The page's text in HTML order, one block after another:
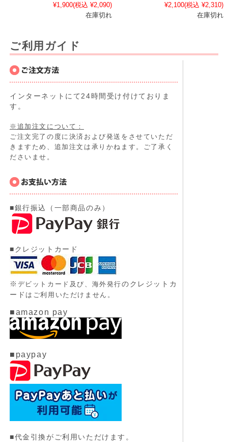
¥1,900(税込 ¥2,090)
在庫切れ
¥2,100(税込 ¥2,310)
在庫切れ
ご利用ガイド
インターネットにて24時間受け付けておりま
す。
※追加注文について：
ご注文完了の度に決済および発送をさせていただ
きますため、追加注文は承りかねます。ご了承く
ださいませ。
■銀行振込（一部商品のみ）
■クレジットカード
※ デビットカード及び、 海外発行のクレジットカ
ード はご利用いただけません。
■amazon pay
■paypay
■代金引換がご利用いただけます。